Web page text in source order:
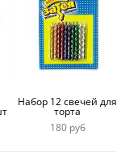
Набор 12 свечей для
торта
180 руб